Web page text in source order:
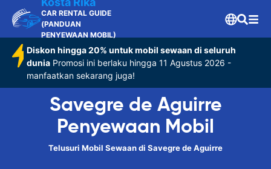
CAR RENTAL GUIDE
(PANDUAN
PENYEWAAN MOBIL)
Diskon hingga 20% untuk mobil sewaan di seluruh
dunia Promosi ini berlaku hingga 11 Agustus 2026 -
manfaatkan sekarang juga!
Savegre de Aguirre
Penyewaan Mobil
Telusuri Mobil Sewaan di Savegre de Aguirre